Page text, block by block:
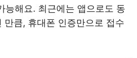
능해요. 최근에는 앱으로도 동
만큼, 휴대폰 인증만으로 접수